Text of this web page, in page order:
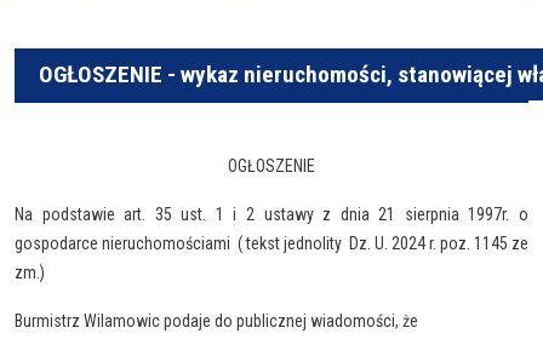
OGŁOSZENIE - wykaz nieruchomości, stanowiącej
OGŁOSZENIE
Na podstawie art. 35 ust. 1 i 2 ustawy z dnia 21 sierpnia 1997r. o
gospodarce nieruchomościami ( tekst jednolity Dz. U. 2024 r. poz. 1145 ze
zm.)
Burmistrz Wilamowic podaje do publicznej wiadomości, że